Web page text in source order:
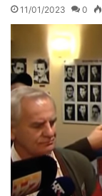
11/01/2023 0